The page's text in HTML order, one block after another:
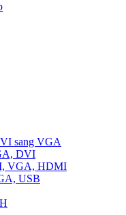
sang VGA
DVI
VGA, HDMI
USB